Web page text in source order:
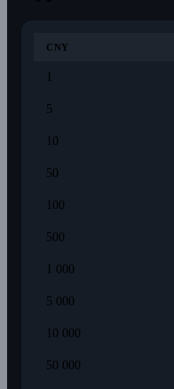
CNY
1
5
10
50
100
500
1 000
5 000
10 000
50 000